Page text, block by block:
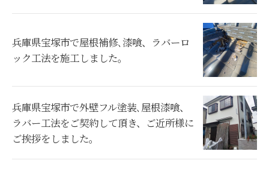
兵庫県宝塚市で屋根補修､漆喰、ラバーロ
ック工法を施工しました。
兵庫県宝塚市で外壁フル塗装､屋根漆喰、
ラバー工法をご契約して頂き、ご近所様に
ご挨拶をしました。